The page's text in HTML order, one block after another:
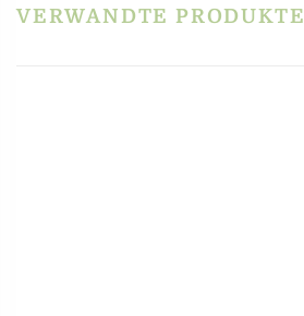
VERWANDTE PRODUKTE